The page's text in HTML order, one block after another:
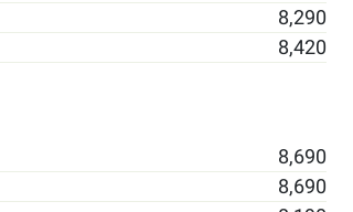
8,290
8,420
8,690
8,690